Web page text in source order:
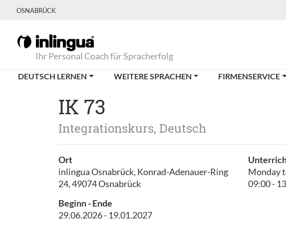
OSNABRÜCK
Ihr Personal Coach für Spracherfolg
DEUTSCH LERNEN WEITERE SPRACHEN FIRMENSERVICE
IK 73
Integrationskurs, Deutsch
Ort
inlingua Osnabrück, Konrad-Adenauer-Ring
24, 49074 Osnabrück
Beginn - Ende
29.06.2026 - 19.01.2027
Monday
09:00 -